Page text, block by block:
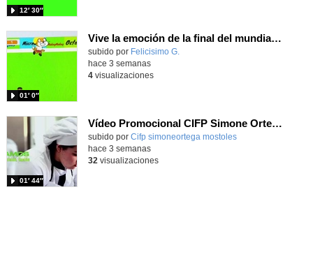
12′ 30″
Vive la emoción de la final del mundial 2026, programando con Scratch un juego de toques.
Contenido educativo.
subido por Felicisimo G.
01′ 0″
hace 3 semanas
4visualizaciones
Vídeo Promocional CIFP Simone Ortega
Contenido educativo.
subido por Cifp simoneortega mostoles
01′ 44″
-
hace 3 semanas
32 visualizaciones